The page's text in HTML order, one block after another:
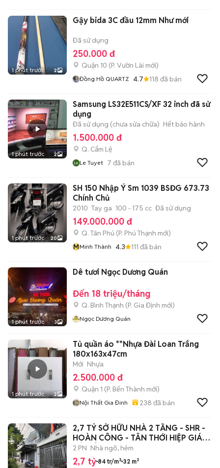
1 phút trước 2
Gậy bida 3C đầu 12mm Như mới
Đã sử dụng
250.000 đ
Quận 10 (P. Vườn Lài mới)
Đồng Hồ QUARTZ 4.7 118 đã bán
1 phút trước 2
Samsung LS32E511CS/XF 32 inch đã sử
dụng
Đã sử dụng (chưa sửa chữa) Hết bảo hành
1.500.000 đ
Q. Cẩm Lệ
Le Tuyet 7 đã bán
1 phút trước 20
SH 150 Nhập Ý Sm 1039 BSĐG 673.73
Chính Chủ
2010 Tay ga 100 - 175 cc Đã sử dụng
149.000.000 đ
Q. Tân Phú (P. Phú Thạnh mới)
MMinh Thành 4.3 111 đã bán
1 phút trước 3
Dê tươi Ngọc Dương Quán
Đến 18 triệu/tháng
Q. Bình Thạnh (P. Gia Định mới)
Ngọc Dương Quán
1 phút trước 2
Tủ quần áo **Nhựa Đài Loan Trắng
180x163x47cm
Mới Nhựa
2.500.000 đ
Quận 1 (P. Bến Thành mới)
Nội Thất Gia Đinh 238 đã bán
2,7 TỶ SỞ HỮU NHÀ 2 TẦNG - SHR -
HOÀN CÔNG - TÂN THỚI HIỆP GIÁP
GÒ VÂP
2 PN Nhà ngõ, hẻm
2,7 tỷ 84 tr/m² 32 m²